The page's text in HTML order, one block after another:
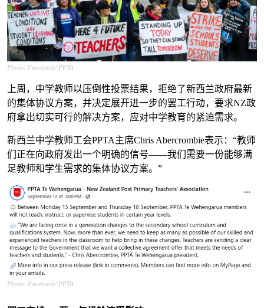
Photo: Facebook/ PPTA
上周，中学教师以压倒性投票结果，拒绝了新西兰政府最新
的集体协议方案，并决定展开进一步的罢工行动，要求NZ政
府拿出切实可行的解决方案，应对中学教育的紧迫需求。
新西兰中学教师工会PPTA主席Chris Abercrombie表示：“教师
们正在向政府发出一个明确的信号——我们需要一份能够满
足教师和学生需求的集体协议方案。”
Photo: Facebook/ PPTA